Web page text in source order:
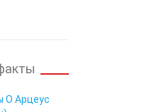
О Арцеус